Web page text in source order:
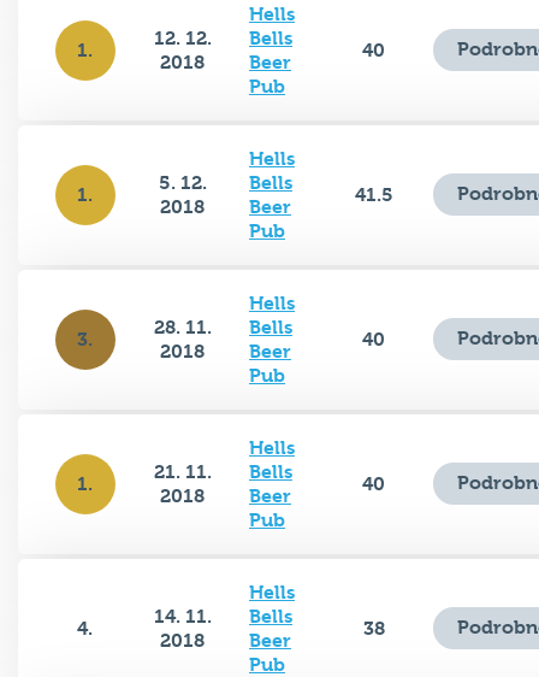
1.
12. 12.
2018
Hells
Bells
Beer
Pub
40
1.
5. 12.
2018
Hells
Bells
Beer
Pub
41.5
3.
28. 11.
2018
Hells
Bells
Beer
Pub
40
1.
21. 11.
2018
Hells
Bells
Beer
Pub
40
4.
14. 11.
2018
Hells
Bells
Beer
Pub
38